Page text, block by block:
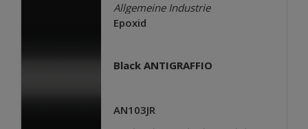
Allgemeine Industrie
Epoxid
Black ANTIGRAFFIO
AN103JR